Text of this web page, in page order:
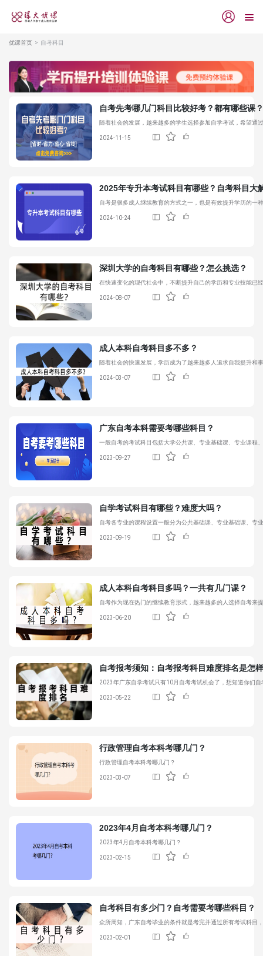
优课首页 自考科目
自考先考哪几门科目比较好考？都有哪些课？
随着社会的发展，越来越多的学生选择参加自学考试，希望通
2024-11-15
2025年专升本考试科目有哪些？ 自考科目 大
自考是很多成人继续教育的方式之一，也是有效提升学历的
2024-10-24
深圳大学的自考科目有哪些？怎么挑选？
在快速变化的现代社会中，不断提升自己的学历和专业技能已
2024-08-07
成人本科自考科目 多不多？
随着社会的快速发展，学历成为了越来越多人追求自我提升和
2024-03-07
广东自考本科需要考哪些科目？
一般自考的考试科目包括大学公共课、专业基础课、专业课程
2023-09-27
自学考试科目有哪些？难度大吗？
自考各专业的课程设置一般分为公共基础课、专业基础课、专
2023-09-19
成人本科自考科目 多吗？一共有几门课？
自考作为现在热门的继续教育形式，越来越多的人选择自考来
2023-06-20
自考报考须知：自考报考科目难度排名是怎
2023年广东自学考试只有10月自考考试机会了，想知道你们
2023-05-22
行政管理自考本科考哪几门？
行政管理自考本科考哪几门？
2023-03-07
2023年4月自考本科考哪几门？
2023年4月自考本科考哪几门？
2023-02-15
自考科目有多少门？自考需要考哪些科目？
众所周知，广东自考毕业的条件就是考完并通过所有考试科目
2023-02-01